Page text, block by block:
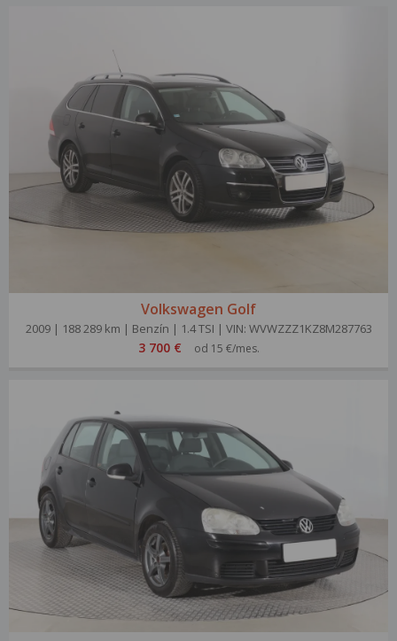
Volkswagen Golf
2009 | 188 289 km | Benzín | 1.4 TSI | VIN: WVWZZZ1KZ8M287763
3 700 € od 15 €/mes.